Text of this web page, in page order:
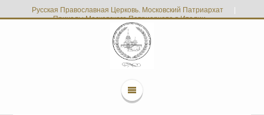
Русская Православная Церковь. Московский Патриархат
Приходы Московского Патриархата в Италии